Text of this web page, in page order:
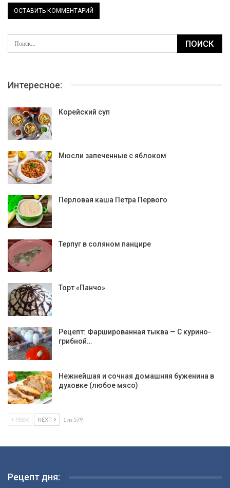
Интересное:
Корейский суп
Мюсли запеченные с яблоком
Перловая каша Петра Первого
Терпуг в соляном панцире
Торт «Панчо»
Рецепт: Фаршированная тыква — С курино-
грибной…
Нежнейшая и сочная домашняя буженина в
духовке (любое мясо)
PREV NEXT 1 из 579
Рецепт дня: